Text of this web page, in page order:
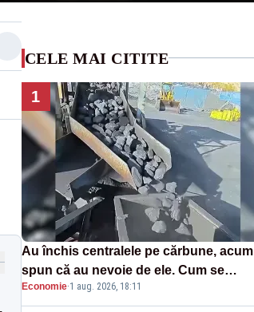
CELE MAI CITITE
1
Au închis centralele pe cărbune, acum
spun că au nevoie de ele. Cum se
pasează vina în plină criză energetică
Economie·1 aug. 2026, 18:11